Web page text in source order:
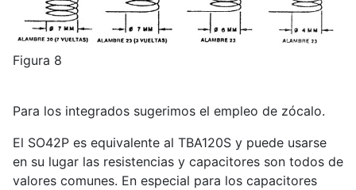
Figura 8
Para los integrados sugerimos el empleo de zócalo.
El SO42P es equivalente al TBA120S y puede usarse
en su lugar las resistencias y capacitores son todos de
valores comunes. En especial para los capacitores